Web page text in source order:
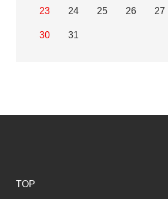
23 24 25 26 27
30 31
TOP